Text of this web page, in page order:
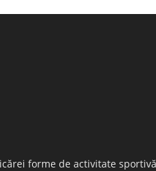
forme de activitate sportivă